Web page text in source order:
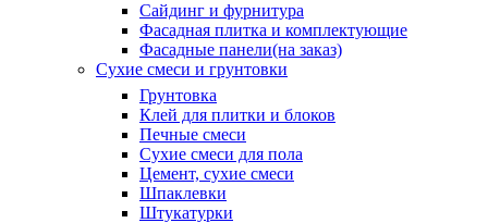
Сайдинг и фурнитура
Фасадная плитка и комплектующие
Фасадные панели(на заказ)
Сухие смеси и грунтовки
Грунтовка
Клей для плитки и блоков
Печные смеси
Сухие смеси для пола
Цемент, сухие смеси
Шпаклевки
Штукатурки